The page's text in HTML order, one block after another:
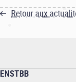
Retour aux
ENSTBB